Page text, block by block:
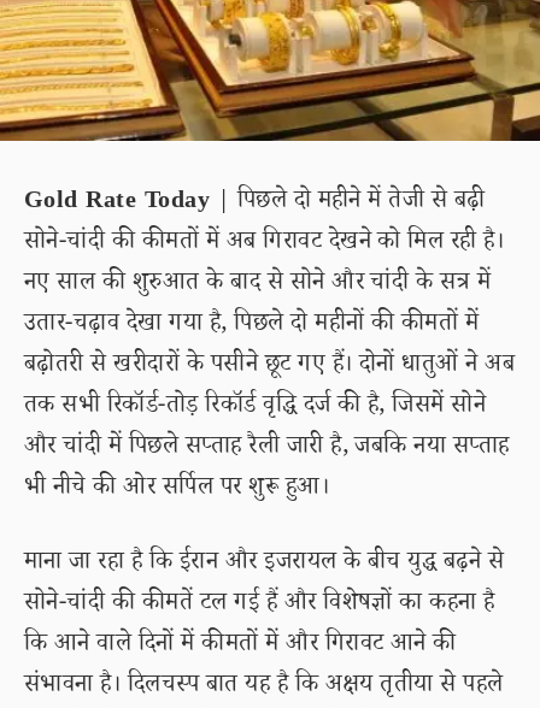
Gold Rate Today | पिछले दो महीने में तेजी से बढ़ी
सोने-चांदी की कीमतों में अब गिरावट देखने को मिल रही है।
नए साल की शुरुआत के बाद से सोने और चांदी के सत्र में
उतार-चढ़ाव देखा गया है, पिछले दो महीनों की कीमतों में
बढ़ोतरी से खरीदारों के पसीने छूट गए हैं। दोनों धातुओं ने अब
तक सभी रिकॉर्ड-तोड़ रिकॉर्ड वृद्धि दर्ज की है, जिसमें सोने
और चांदी में पिछले सप्ताह रैली जारी है, जबकि नया सप्ताह
भी नीचे की ओर सर्पिल पर शुरू हुआ।
माना जा रहा है कि ईरान और इजरायल के बीच युद्ध बढ़ने से
सोने-चांदी की कीमतें टल गई हैं और विशेषज्ञों का कहना है
कि आने वाले दिनों में कीमतों में और गिरावट आने की
संभावना है। दिलचस्प बात यह है कि अक्षय तृतीया से पहले